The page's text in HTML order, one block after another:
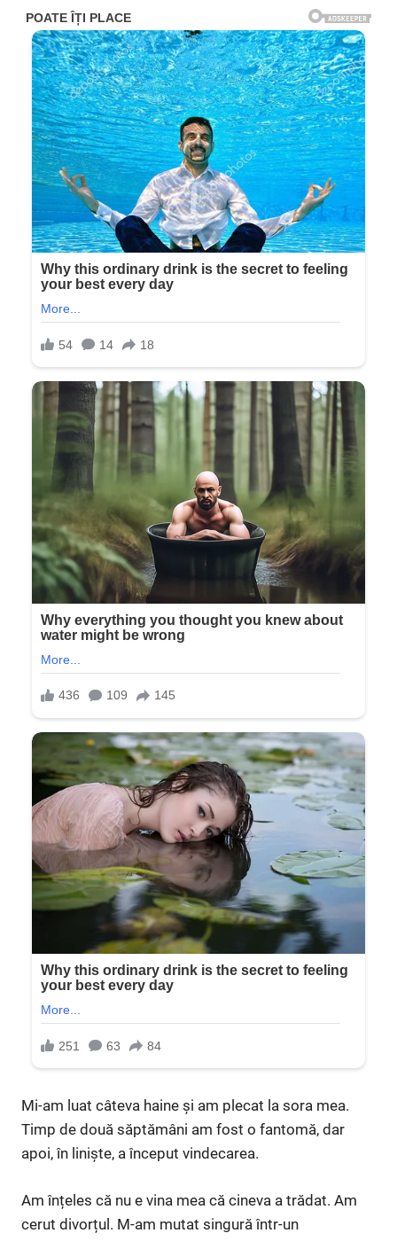
Mi-am luat câteva haine și am plecat la sora mea.
Timp de două săptămâni am fost o fantomă, dar
apoi, în liniște, a început vindecarea.
Am înțeles că nu e vina mea că cineva a trădat. Am
cerut divorțul. M-am mutat singură într-un